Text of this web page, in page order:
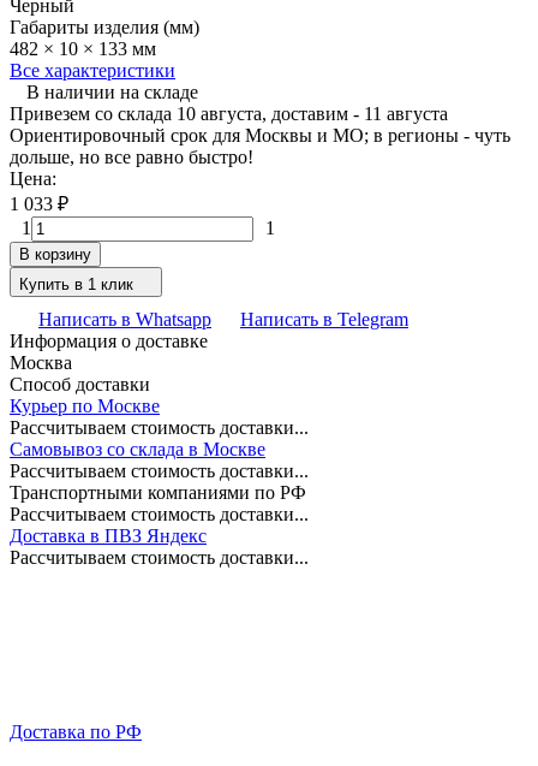
Черный
Габариты изделия (мм)
482 × 10 × 133 мм
Все характеристики
В наличии на складе
Привезем со склада 10 августа, доставим - 11 августа
Ориентировочный срок для Москвы и МО; в регионы - чуть
дольше, но все равно быстро!
Цена:
1 033 ₽
1
1
В корзину
Купить в 1 клик
Написать в Whatsapp
Написать в Telegram
Информация о доставке
Москва
Способ доставки
Курьер по Москве
Рассчитываем стоимость доставки...
Самовывоз со склада в Москве
Рассчитываем стоимость доставки...
Транспортными компаниями по РФ
Рассчитываем стоимость доставки...
Доставка в ПВЗ Яндекс
Рассчитываем стоимость доставки...
Доставка по РФ